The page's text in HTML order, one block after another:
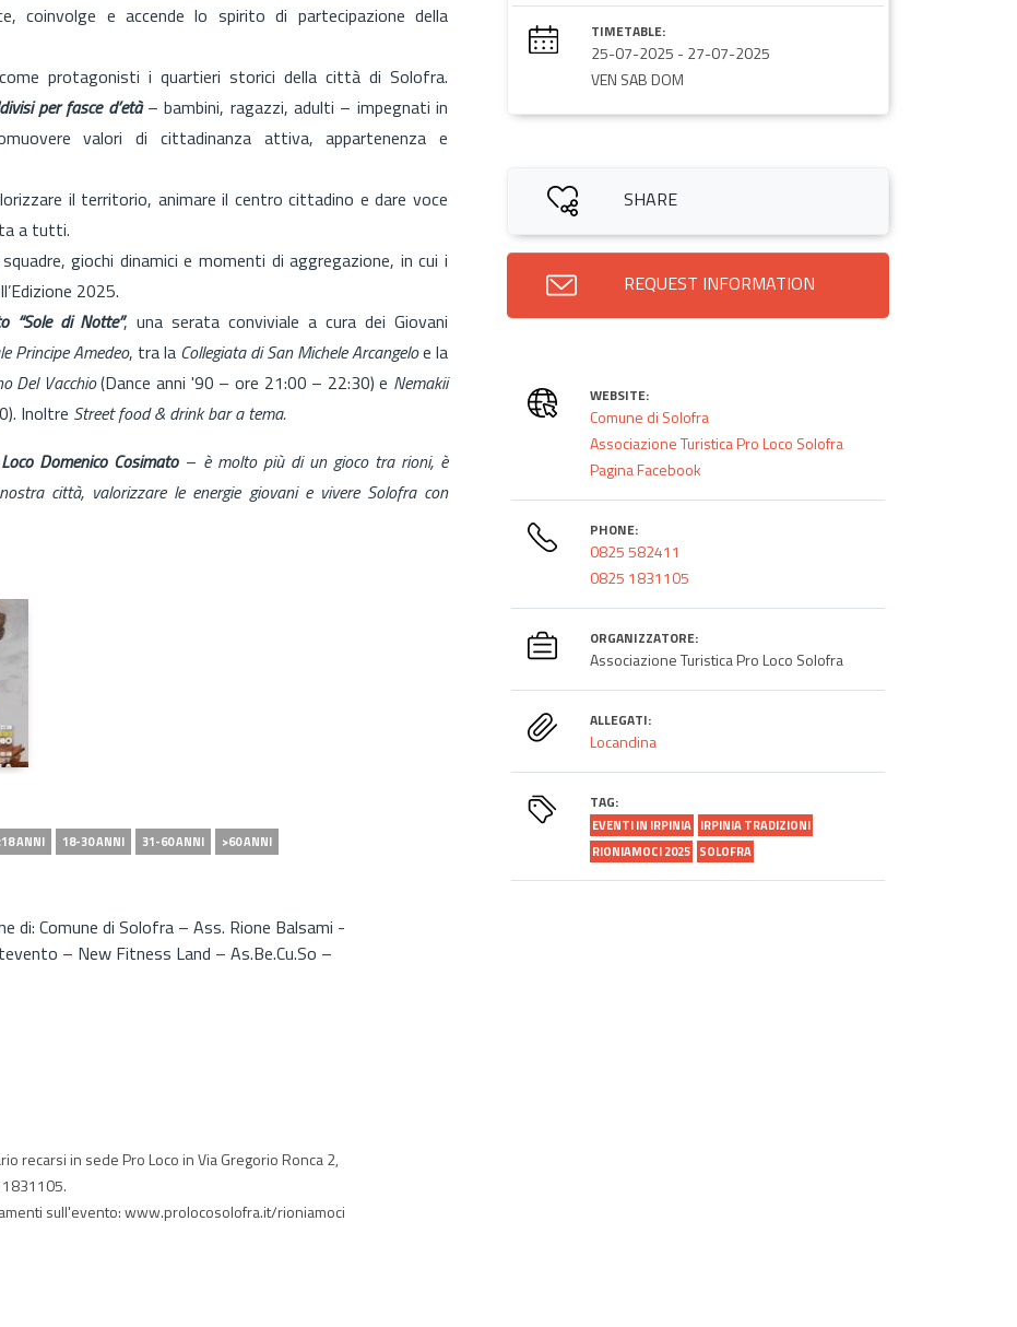
coinvolge e accende lo spirito di partecipazione della
protagonisti i quartieri storici della città di Solofra.
per fasce d’età– bambini, ragazzi, adulti – impegnati in
valori di cittadinanza attiva, appartenenza e
il territorio, animare il centro cittadino e dare voce
a tutti.
giochi dinamici e momenti di aggregazione, in cui i
2025.
“Sole di Notte”, una serata conviviale a cura dei Giovani
Principe Amedeo, tra la Collegiata di San Michele Arcangeloe la
Del Vacchio(Dance anni '90 – ore 21:00 – 22:30) e Nemakii
Inoltre Street food & drink bar a tema.
Domenico Cosimato– è molto più di un gioco tra rioni, è
città, valorizzare le energie giovani e vivere Solofra con
ANNI 18-30 ANNI 31-60 ANNI >60 ANNI
di: Comune di Solofra – Ass. Rione Balsami -
– New Fitness Land – As.Be.Cu.So –
recarsi in sede Pro Loco in Via Gregorio Ronca 2,
sull'evento: www.prolocosolofra.it/rioniamoci
TIMETABLE:
25-07-2025 -27-07-2025
VEN SAB DOM
SHARE
REQUEST INFORMATION
WEBSITE:
Comune di Solofra
Associazione Turistica Pro Loco Solofra
Pagina Facebook
PHONE:
0825 582411
0825 1831105
ORGANIZZATORE:
Associazione Turistica Pro Loco Solofra
ALLEGATI:
Locandina
TAG:
EVENTI IN IRPINIA IRPINIA TRADIZIONI
RIONIAMOCI 2025 SOLOFRA